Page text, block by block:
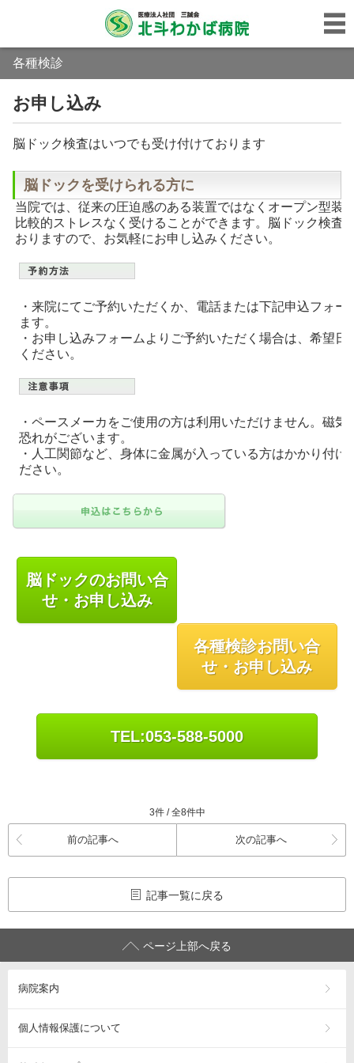
各種検診
お申し込み
脳ドック検査はいつでも受け付けております
脳ドックを受けられる方に
当院では、従来の圧迫感のある装置ではなくオープン型装
比較的ストレスなく受けることができます。脳ドック検査
おりますので、お気軽にお申し込みください。
・来院にてご予約いただくか、電話または下記申込フォ
ます。
・お申し込みフォームよりご予約いただく場合は、希望
ください。
・ペースメーカをご使用の方は利用いただけません。磁
恐れがございます。
・人工関節など、身体に金属が入っている方はかかり付
ださい。
脳ドックのお問い合
せ・お申し込み
各種検診お問い合
せ・お申し込み
TEL:053-588-5000
3件 / 全8件中
前の記事へ 次の記事へ
記事一覧に戻る
ページ上部へ戻る
病院案内
個人情報保護について